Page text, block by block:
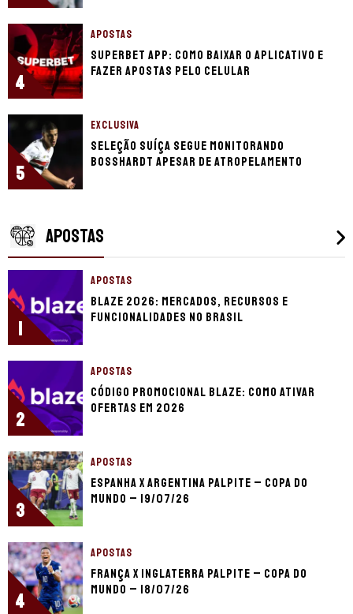
4
APOSTAS
Superbet app: como baixar o aplicativo e
fazer apostas pelo celular
5
EXCLUSIVA
Seleção Suíça segue monitorando
Bosshardt apesar de atropelamento
APOSTAS
1
APOSTAS
Blaze 2026: mercados, recursos e
funcionalidades no Brasil
2
APOSTAS
Código promocional Blaze: como ativar
ofertas em 2026
3
APOSTAS
Espanha x Argentina palpite – Copa do
Mundo – 19/07/26
4
APOSTAS
França x Inglaterra palpite – Copa do
Mundo – 18/07/26